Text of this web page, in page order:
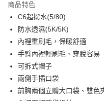
Google Pay
全盈+PAY
大哥付你分期
相關說明
【大哥付你分期使用說明】
1.本服務由台灣大哥大提供，台灣
2.付款方式選擇「大哥付你分期」
流程，驗證手機門號後，選擇欲分
AFTEE先享後付
相關說明
【關於「AFTEE先享後付」】
商品特色
C6超撥水(5/80)
防水透濕(5K/5K)
內裡重刷毛，保暖舒適
手臂內裡輕刷毛、穿脫容易
可拆式帽子
兩側手插口袋
前胸兩個立體大口袋、雙色